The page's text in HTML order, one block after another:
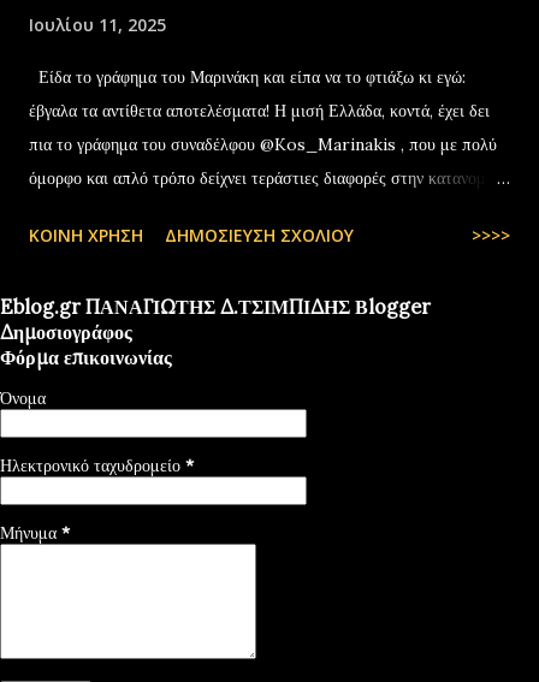
Ιουλίου 11, 2025
Είδα το γράφημα του Μαρινάκη και είπα να το φτιάξω κι εγώ:
έβγαλα τα αντίθετα αποτελέσματα! Η μισή Ελλάδα, κοντά, έχει δει
πια το γράφημα του συναδέλφου @Kos_Marinakis , που με πολύ
όμορφο και απλό τρόπο δείχνει τεράστιες διαφορές στην κατανομή
— Stefanos Tyros (@StefanosTyros) July 11, 2025
ΚΟΙΝΉ ΧΡΉΣΗ ΔΗΜΟΣΊΕΥΣΗ ΣΧΟΛΊΟΥ >>>>
Eblog.gr ΠΑΝΑΓΙΩΤΗΣ Δ.ΤΣΙΜΠΙΔΗΣ Βlogger
Δημοσιογράφος
Φόρμα επικοινωνίας
Όνομα
Ηλεκτρονικό ταχυδρομείο *
Μήνυμα *